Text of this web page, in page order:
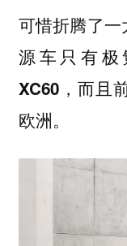
可惜折腾了
源车只有极
XC60，而且
欧洲。